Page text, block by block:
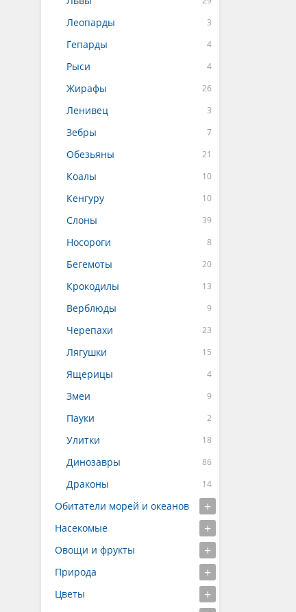
Леопарды
Гепарды
Рыси
Жирафы
Ленивец
Зебры
Обезьяны
Коалы
Кенгуру
Слоны
Носороги
Бегемоты
Крокодилы
Верблюды
Черепахи
Лягушки
Ящерицы
Змеи
Пауки
Улитки
Динозавры
Драконы
Обитатели морей и океанов
Насекомые
Овощи и фрукты
Природа
Цветы